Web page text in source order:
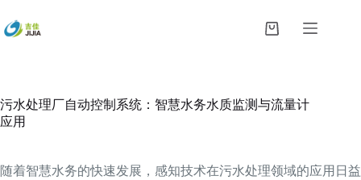
过
内
购
污水处理厂自动控制系统：智慧水务水质监测与流量计
应用
随着智慧水务的快速发展，感知技术在污水处理领域的应用日益